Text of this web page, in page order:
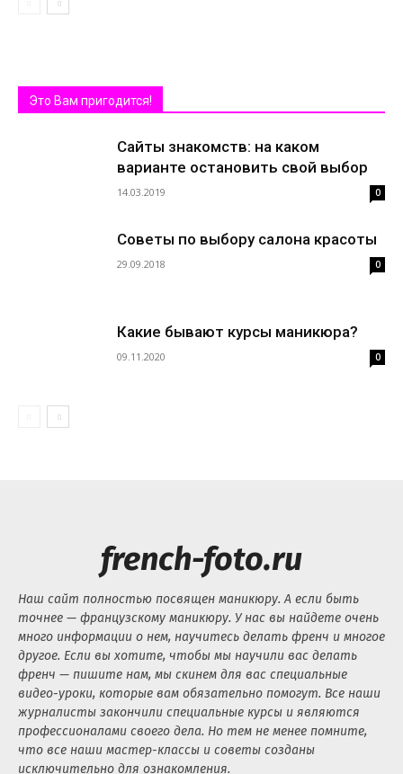
Это Вам пригодится!
Сайты знакомств: на каком
варианте остановить свой выбор
14.03.2019 0
Советы по выбору салона красоты
29.09.2018 0
Какие бывают курсы маникюра?
09.11.2020 0
french-foto.ru
Наш сайт полностью посвящен маникюру. А если быть
точнее — французскому маникюру. У нас вы найдете очень
много информации о нем, научитесь делать френч и многое
другое. Если вы хотите, чтобы мы научили вас делать
френч — пишите нам, мы скинем для вас специальные
видео-уроки, которые вам обязательно помогут. Все наши
журналисты закончили специальные курсы и являются
профессионалами своего дела. Но тем не менее помните,
что все наши мастер-классы и советы созданы
исключительно для ознакомления.